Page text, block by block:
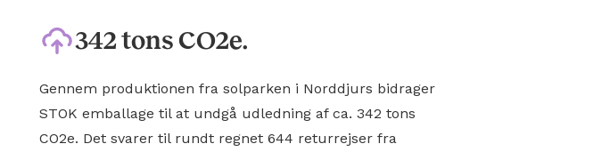
342 tons CO2e.
Gennem produktionen fra solparken i Norddjurs bidrager
STOK emballage til at undgå udledning af ca. 342 tons
CO2e. Det svarer til rundt regnet 644 returrejser fra